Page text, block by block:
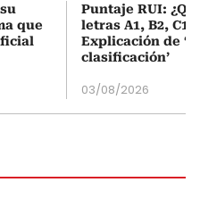
que
Puntaje RUI:
letras A1, B2, C1
Explicación de
clasificación’
03/08/2026